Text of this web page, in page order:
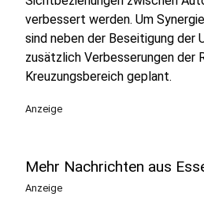
verbessert werden. Um
sind neben der Beseitigung der
zusätzlich Verbesserungen der
Kreuzungsbereich geplant.
Anzeige
Mehr Nachrichten aus
Anzeige